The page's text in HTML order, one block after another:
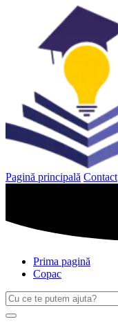
Pagină principală Contact
Prima pagină
Copac
Caută
după:
Search